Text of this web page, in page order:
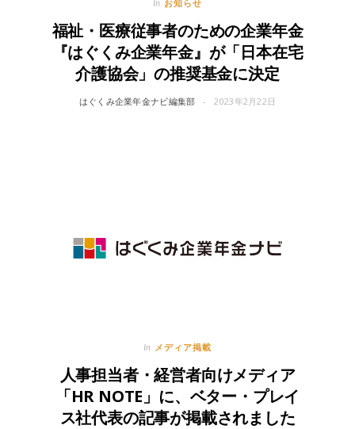
In お知らせ
福祉・医療従事者のための企業年金
『はぐくみ企業年金』が「日本在宅
介護協会」の推奨基金に決定
はぐくみ企業年金ナビ編集部 2023年2月22日
In メディア掲載
人事担当者・経営者向けメディア
「HR NOTE」に、ベター・プレイ
ス社代表の記事が掲載されました